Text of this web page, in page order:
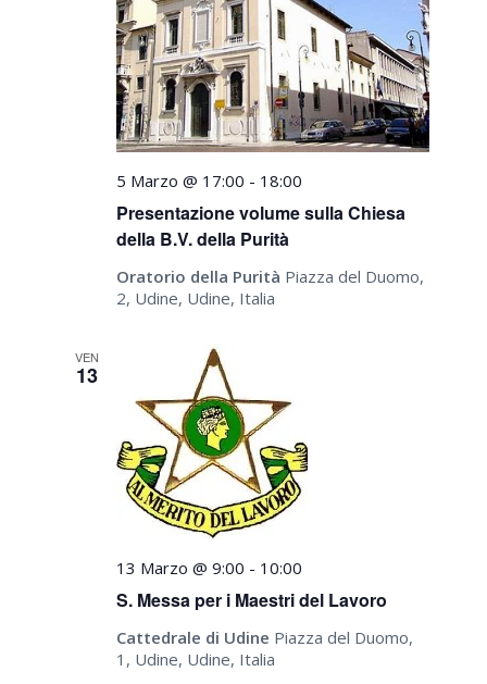
Presentazione volume sulla Chiesa
della B.V. della Purità
5 Marzo @ 17:00 - 18:00
Oratorio della Purità Piazza del Duomo,
2, Udine, Udine, Italia
VEN
13
S. Messa per i Maestri del Lavoro
13 Marzo @ 9:00 - 10:00
Cattedrale di Udine Piazza del Duomo,
1, Udine, Udine, Italia